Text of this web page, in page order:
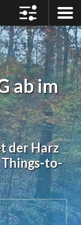
ab im
der Harz
Things-to-